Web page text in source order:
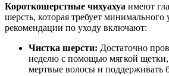
Короткошерстные чихуахуа имеют
шерсть, которая требует
рекомендации по уходу включают:
Чистка шерсти: Достаточно
неделю с помощью мягкой щетки,
мертвые волосы и поддерживать